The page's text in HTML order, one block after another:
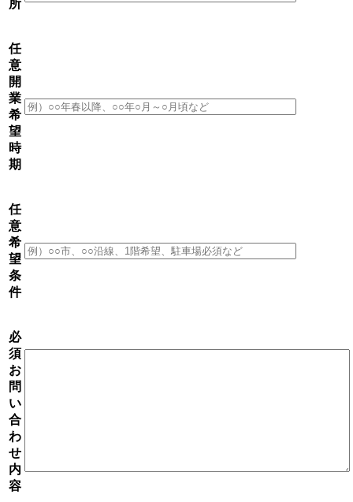
所
任
意
開
業
希
望
時
期
任
意
希
望
条
件
必
須
お
問
い
合
わ
せ
内
容